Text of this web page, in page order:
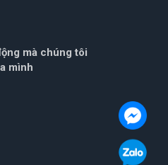
mà chúng tôi
mình